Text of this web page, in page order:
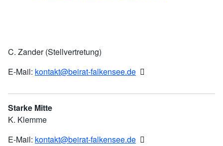
C. Zander (Stellvertretung)
E-Mail: kontakt@beirat-falkensee.de
Starke Mitte
K. Klemme
E-Mail: kontakt@beirat-falkensee.de